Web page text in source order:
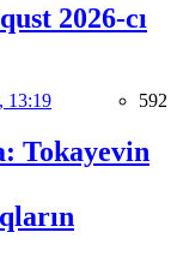
2026-cı
13:19 592
Tokayevin